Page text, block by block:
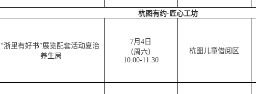
杭图有约·匠心工坊
“浙里有好书”展览配套活动夏治
·养生局
7月4日
（周六）
10:00-11:30
杭图儿童借阅区